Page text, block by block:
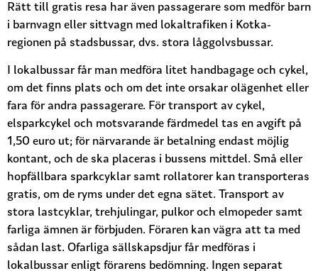
Rätt till gratis resa har även passagerare som medför barn
i barnvagn eller sittvagn med lokaltrafiken i Kotka-
regionen på stadsbussar, dvs. stora låggolvsbussar.
I lokalbussar får man medföra litet handbagage och cykel,
om det finns plats och om det inte orsakar olägenhet eller
fara för andra passagerare. För transport av cykel,
elsparkcykel och motsvarande färdmedel tas en avgift på
1,50 euro ut; för närvarande är betalning endast möjlig
kontant, och de ska placeras i bussens mittdel. Små eller
hopfällbara sparkcyklar samt rollatorer kan transporteras
gratis, om de ryms under det egna sätet. Transport av
stora lastcyklar, trehjulingar, pulkor och elmopeder samt
farliga ämnen är förbjuden. Föraren kan vägra att ta med
sådan last. Ofarliga sällskapsdjur får medföras i
lokalbussar enligt förarens bedömning. Ingen separat